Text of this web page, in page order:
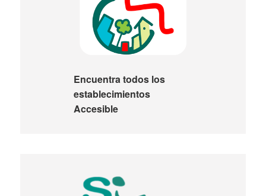
Encuentra todos los
establecimientos
Accesible